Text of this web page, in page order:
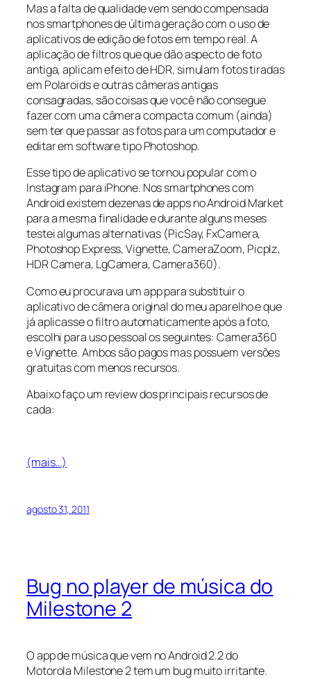
Mas a falta de qualidade vem sendo compensada
nos smartphones de última geração com o uso de
aplicativos de edição de fotos em tempo real. A
aplicação de filtros que que dão aspecto de foto
antiga, aplicam efeito de HDR, simulam fotos tiradas
em Polaroids e outras câmeras antigas
consagradas, são coisas que você não consegue
fazer com uma câmera compacta comum (ainda)
sem ter que passar as fotos para um computador e
editar em software tipo Photoshop.
Esse tipo de aplicativo se tornou popular com o
Instagram para iPhone. Nos smartphones com
Android existem dezenas de apps no Android Market
para a mesma finalidade e durante alguns meses
testei algumas alternativas (PicSay, FxCamera,
Photoshop Express, Vignette, CameraZoom, Picplz,
HDR Camera, LgCamera, Camera360).
Como eu procurava um app para substituir o
aplicativo de câmera original do meu aparelho e que
já aplicasse o filtro automaticamente após a foto,
escolhi para uso pessoal os seguintes: Camera360
e Vignette. Ambos são pagos mas possuem versões
gratuitas com menos recursos.
Abaixo faço um review dos principais recursos de
cada:
(mais…)
agosto 31, 2011
Bug no player de música do
Milestone 2
O app de música que vem no Android 2.2 do
Motorola Milestone 2 tem um bug muito irritante.